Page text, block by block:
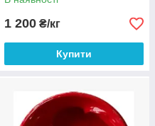
1 200 ₴/кг
Купити